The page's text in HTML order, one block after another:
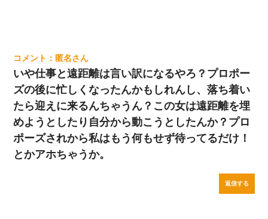
匿名
いや仕事と遠距離は言い訳になるやろ？プロポー
ズの後に忙しくなったんかもしれんし、落ち着い
たら迎えに来るんちゃうん？この女は遠距離を埋
めようとしたり自分から動こうとしたんか？プロ
ポーズされから私はもう何もせず待ってるだけ！
とかアホちゃうか。
返信する